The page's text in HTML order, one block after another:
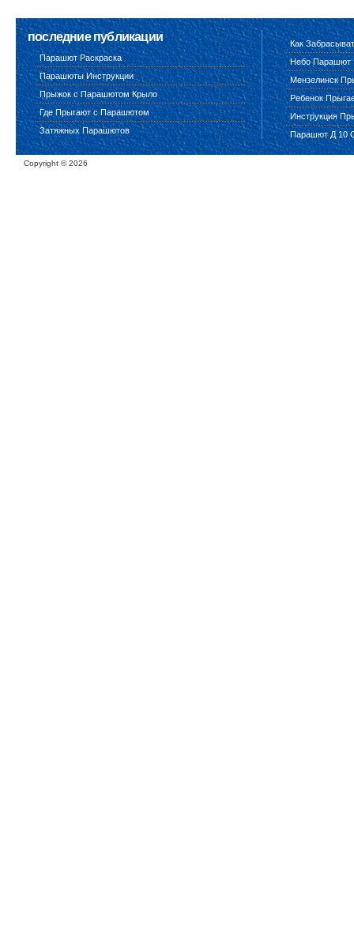
последние публикации
Парашют Раскраска
Парашюты Инструкции
Прыжок с Парашютом Крыло
Где Прыгают с Парашютом
Затяжных Парашютов
Как
Небо Парашют
Мензелинск
Ребенок
Инструкция
Парашют Д 10
Copyright ©2026